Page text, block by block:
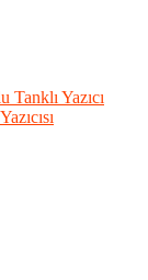
Yazıcı